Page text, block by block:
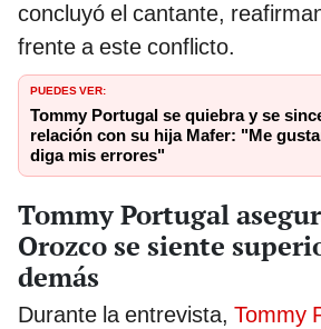
concluyó el cantante,
frente a este conflicto.
PUEDES VER:
Tommy Portugal se quiebra y se
relación con su hija Mafer: "Me
diga mis errores"
Tommy Portugal
Orozco se siente
demás
Durante la entrevista, Tommy